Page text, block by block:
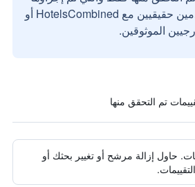
بواسطة مستخدمين حقيقيين مع HotelsCombined أو
الموثوقين.
حاول إزالة مرشح أو تغيير بحثك أو